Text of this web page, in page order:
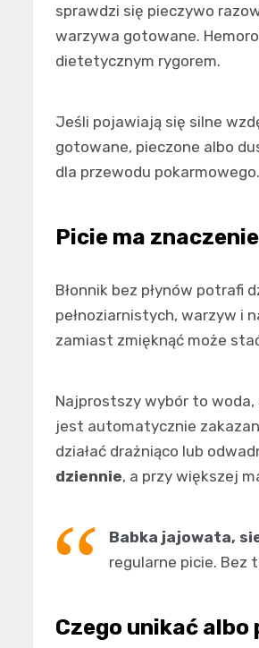
sprawdzi się pieczywo
warzywa gotowane.
dietetycznym rygorem.
Jeśli pojawiają się silne
gotowane, pieczone albo
dla przewodu pokarmowego.
Picie ma
Błonnik bez płynów potrafi
pełnoziarnistych, warzyw i
zamiast zmięknąć może
Najprostszy wybór to woda,
jest automatycznie
działać drażniąco lub
dziennie, a przy większej
Babka jajowata,
regularne picie. Bez
Czego unikać